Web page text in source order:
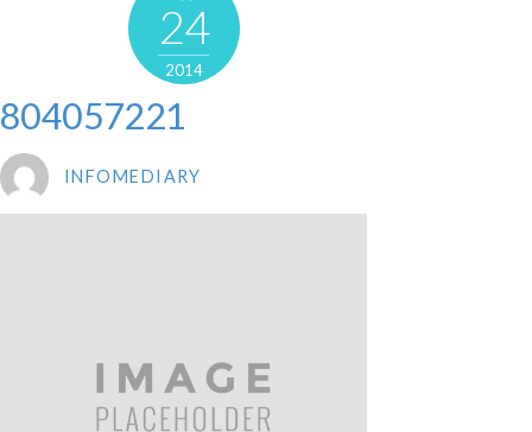
24
2014
804057221
INFOMEDIARY